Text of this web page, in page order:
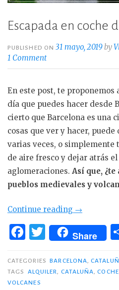
Escapada en coche
PUBLISHED ON31 mayo, 2019by
1 Comment
En este post, te proponemos
día que puedes hacer desde
cierto que Barcelona es una
cosas que ver y hacer,
varias veces, o simplemente
de aire fresco y dejar atrás
aglomeraciones. Así que,
pueblos medievales y
Continue reading «Escapada
coche
Barcelona»
→
F
c
e
T
w
it
te
Share
CATEGORIES BARCELONA ,
TAGS
ALQUILER CATALUÑA ,COCHE
VOLCANES